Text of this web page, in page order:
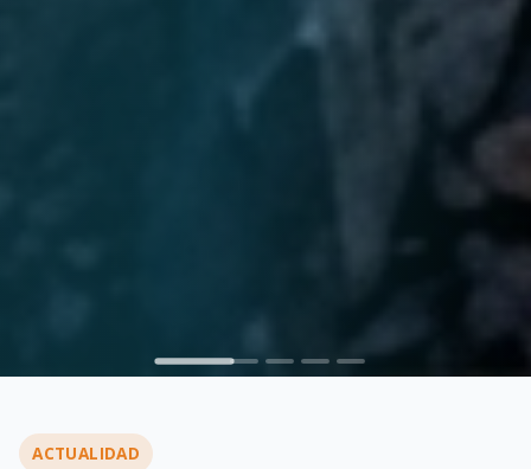
ACTUALIDAD